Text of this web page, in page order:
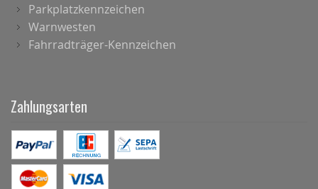
Parkplatzkennzeichen
Warnwesten
Fahrradträger-Kennzeichen
Zahlungsarten